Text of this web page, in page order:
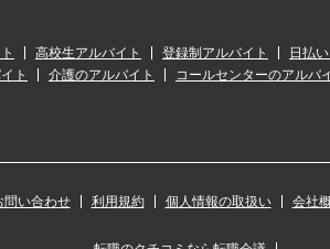
高校生アルバイト 登録制アルバイト 日払
ト 介護のアルバイト コールセンターのアルバ
問い合わせ 利用規約 個人情報の取扱い 会社